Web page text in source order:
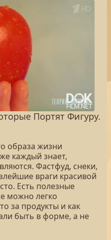
Портят Фигуру.
образа жизни
каждый знает,
Фастфуд, снеки,
враги красивой
Есть полезные
можно легко
за продукты и как
быть в форме, а не